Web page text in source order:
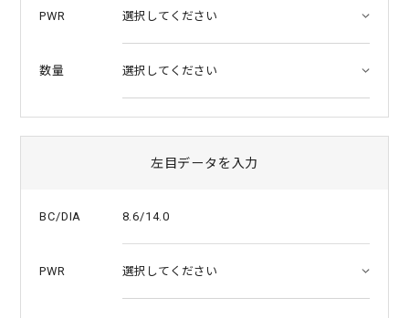
PWR
数量
左目データを入力
BC/DIA 8.6/14.0
PWR